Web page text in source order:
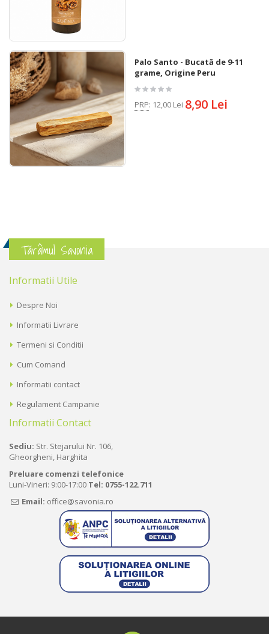
Palo Santo - Bucată de 9-11
grame, Origine Peru
PRP: 12,00 Lei 8,90 Lei
Tărâmul Savonia
Informatii Utile
Despre Noi
Informatii Livrare
Termeni si Conditii
Cum Comand
Informatii contact
Regulament Campanie
Informatii Contact
Sediu: Str. Stejarului Nr. 106,
Gheorgheni, Harghita
Preluare comenzi telefonice
Luni-Vineri: 9:00-17:00 Tel: 0755-122.711
Email: office@savonia.ro